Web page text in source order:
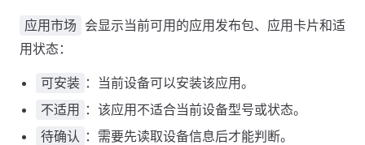
应用市场
会显示当前可用的应用发布包、应用卡片和适
用状态：
可安装 ：当前设备可以安装该应用。
不适用 ：该应用不适合当前设备型号或状态。
待确认 ：需要先读取设备信息后才能判断。